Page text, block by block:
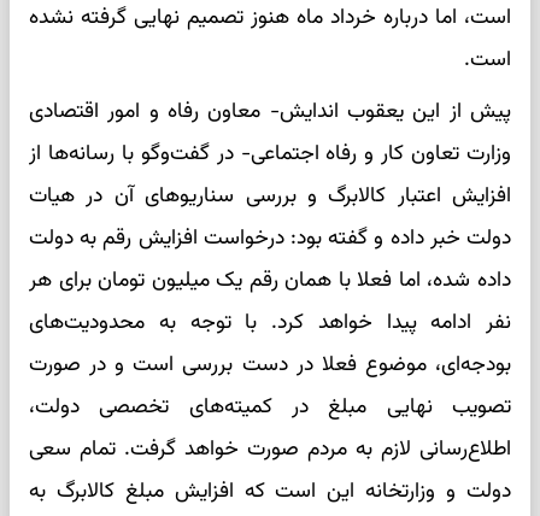
است، اما درباره خرداد ماه هنوز تصمیم نهایی گرفته نشده
است.
پیش از این یعقوب اندایش- معاون رفاه و امور اقتصادی
وزارت تعاون کار و رفاه اجتماعی- در گفت‌وگو با رسانه‌ها از
افزایش اعتبار کالابرگ و بررسی سناریوهای آن در هیات
دولت خبر داده و گفته بود: درخواست افزایش رقم به دولت
داده شده، اما فعلا با همان رقم یک میلیون تومان برای هر
نفر ادامه پیدا خواهد کرد. با توجه به محدودیت‌های
بودجه‌ای، موضوع فعلا در دست بررسی است و در صورت
تصویب نهایی مبلغ در کمیته‌های تخصصی دولت،
اطلاع‌رسانی لازم به مردم صورت خواهد گرفت. تمام سعی
دولت و وزارتخانه این است که افزایش مبلغ کالابرگ به